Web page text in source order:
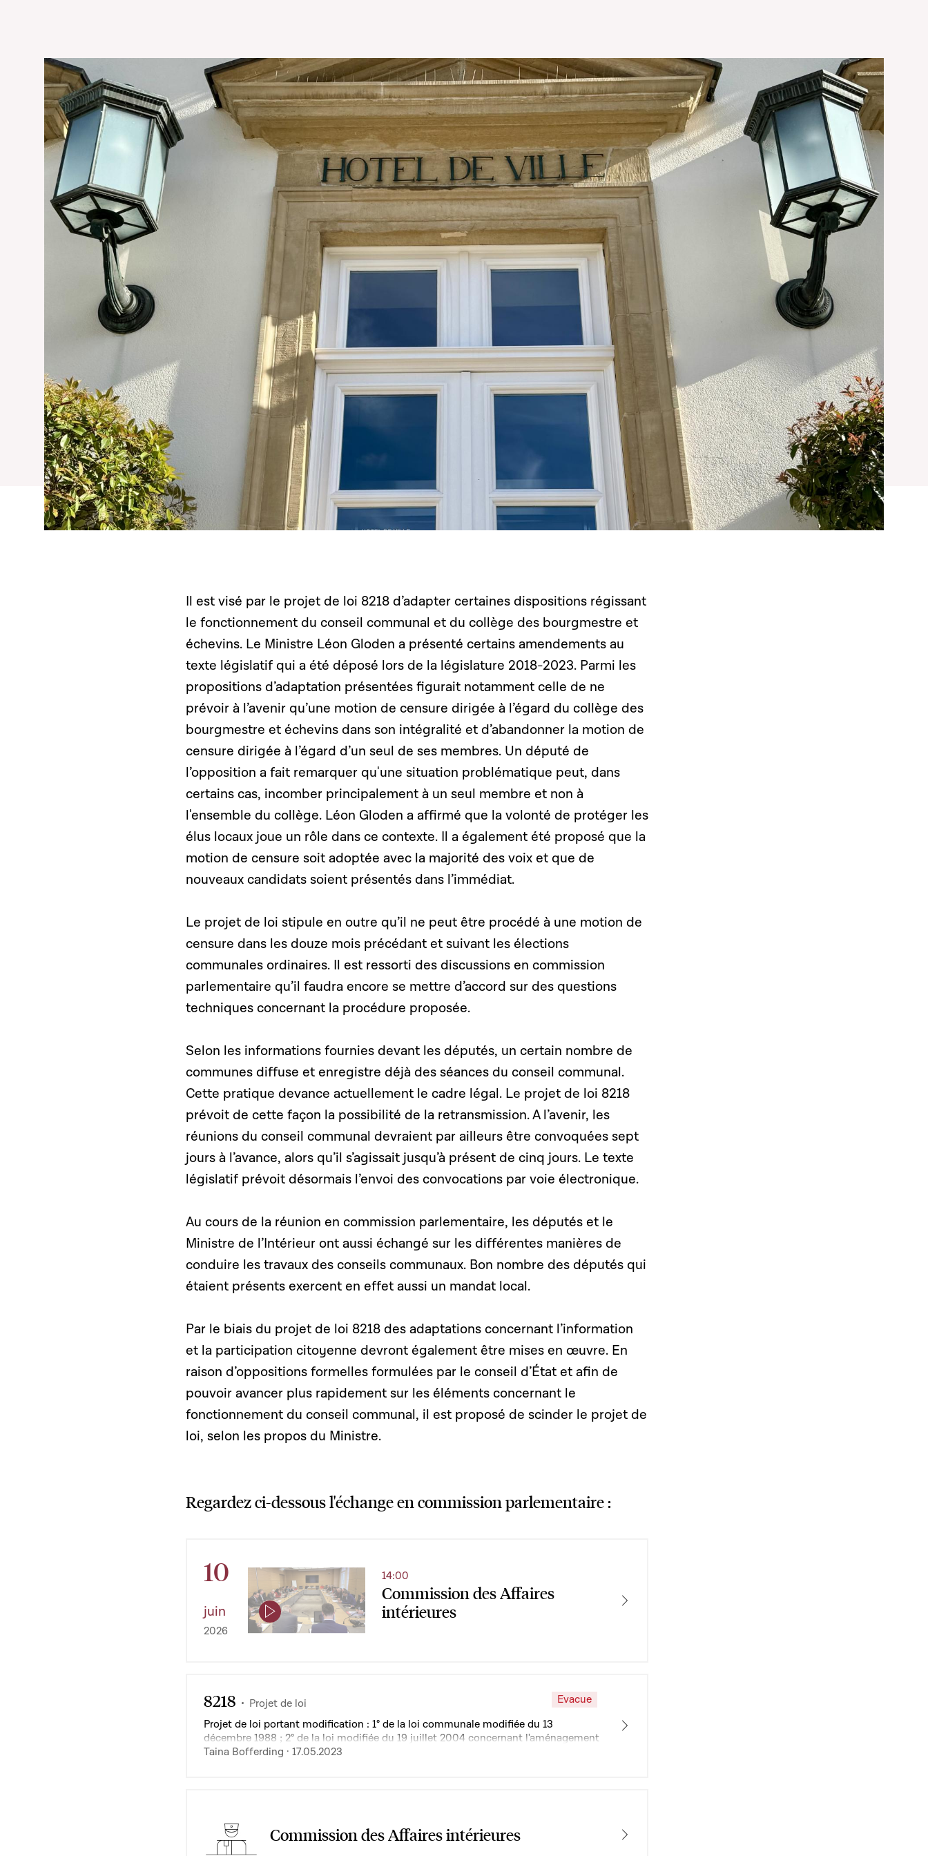
Il est visé par le projet de loi 8218 d’adapter certaines dispositions régissant
le fonctionnement du conseil communal et du collège des bourgmestre et
échevins. Le Ministre Léon Gloden a présenté certains amendements au
texte législatif qui a été déposé lors de la législature 2018-2023. Parmi les
propositions d’adaptation présentées figurait notamment celle de ne
prévoir à l’avenir qu’une motion de censure dirigée à l’égard du collège des
bourgmestre et échevins dans son intégralité et d’abandonner la motion de
censure dirigée à l’égard d’un seul de ses membres. Un député de
l’opposition a fait remarquer qu'une situation problématique peut, dans
certains cas, incomber principalement à un seul membre et non à
l'ensemble du collège. Léon Gloden a affirmé que la volonté de protéger les
élus locaux joue un rôle dans ce contexte. Il a également été proposé que la
motion de censure soit adoptée avec la majorité des voix et que de
nouveaux candidats soient présentés dans l’immédiat.
Le projet de loi stipule en outre qu’il ne peut être procédé à une motion de
censure dans les douze mois précédant et suivant les élections
communales ordinaires. Il est ressorti des discussions en commission
parlementaire qu’il faudra encore se mettre d’accord sur des questions
techniques concernant la procédure proposée.
Selon les informations fournies devant les députés, un certain nombre de
communes diffuse et enregistre déjà des séances du conseil communal.
Cette pratique devance actuellement le cadre légal. Le projet de loi 8218
prévoit de cette façon la possibilité de la retransmission. A l’avenir, les
réunions du conseil communal devraient par ailleurs être convoquées sept
jours à l’avance, alors qu’il s’agissait jusqu’à présent de cinq jours. Le texte
législatif prévoit désormais l’envoi des convocations par voie électronique.
Au cours de la réunion en commission parlementaire, les députés et le
Ministre de l’Intérieur ont aussi échangé sur les différentes manières de
conduire les travaux des conseils communaux. Bon nombre des députés qui
étaient présents exercent en effet aussi un mandat local.
Par le biais du projet de loi 8218 des adaptations concernant l’information
et la participation citoyenne devront également être mises en œuvre. En
raison d’oppositions formelles formulées par le conseil d’État et afin de
pouvoir avancer plus rapidement sur les éléments concernant le
fonctionnement du conseil communal, il est proposé de scinder le projet de
loi, selon les propos du Ministre.
Regardez ci-dessous l'échange en commission parlementaire :
10
juin
2026
Commission des Affaires
intérieures
14:00
8218 Projet de loi
Evacue
Projet de loi portant modification : 1° de la loi communale modifiée du 13
décembre 1988 ; 2° de la loi modifiée du 19 juillet 2004 concernant l'aménagement
communal et le développement urbain
Taina Bofferding · 17.05.2023
Commission des Affaires intérieures